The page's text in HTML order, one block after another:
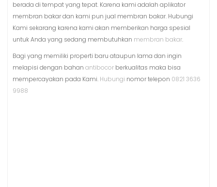
berada di tempat yang tepat. Karena kami adalah aplikator
membran bakar dan kami pun jual membran bakar. Hubungi
Kami sekarang karena kami akan memberikan harga spesial
untuk Anda yang sedang membutuhkan membran bakar.
Bagi yang memiliki properti baru ataupun lama dan ingin
melapisi dengan bahan antibocor berkualitas maka bisa
mempercayakan pada Kami. Hubungi nomor telepon 0821 3636
9988